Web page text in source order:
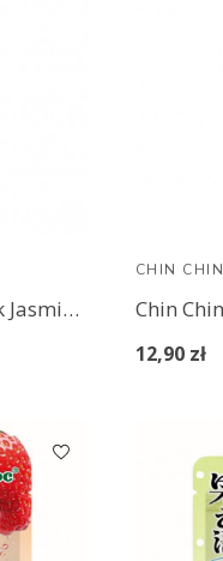
Chin Chin Green Tea Drink Jasmine 530 ml
CHIN CHIN
12,90 zł